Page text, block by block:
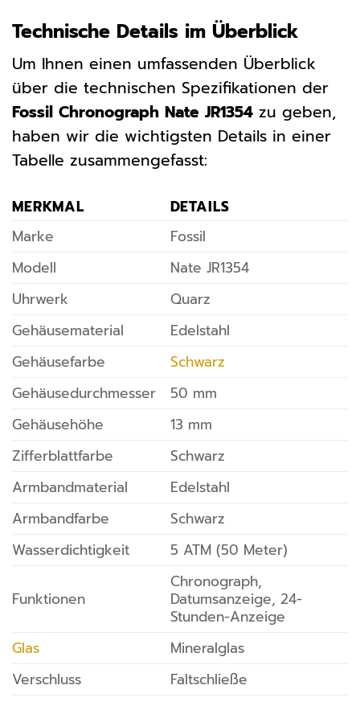
Technische Details im Überblick
Um Ihnen einen umfassenden Überblick
über die technischen Spezifikationen der
Fossil Chronograph Nate JR1354 zu geben,
haben wir die wichtigsten Details in einer
Tabelle zusammengefasst:
MERKMAL
DETAILS
Marke
Fossil
Modell
Nate JR1354
Uhrwerk
Quarz
Gehäusematerial
Edelstahl
Gehäusefarbe
Schwarz
Gehäusedurchmesser
50 mm
Gehäusehöhe
13 mm
Zifferblattfarbe
Schwarz
Armbandmaterial
Edelstahl
Armbandfarbe
Schwarz
Wasserdichtigkeit
5 ATM (50 Meter)
Funktionen
Chronograph,
Datumsanzeige, 24-
Stunden-Anzeige
Glas
Mineralglas
Verschluss
Faltschließe